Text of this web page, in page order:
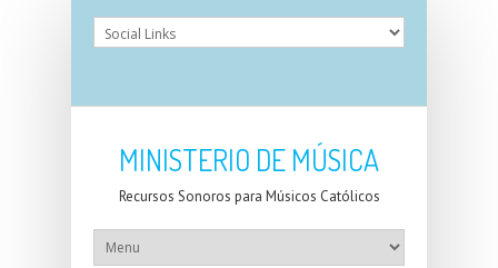
MINISTERIO DE MÚSICA
Recursos Sonoros para Músicos Católicos